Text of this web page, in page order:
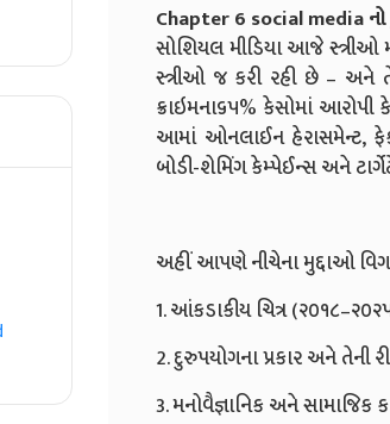
Chapter 6 social media
સોશિયલ મીડિયા આજે
સ્ત્રીઓ જ કરી રહી છે – અને
ક્રાઇમના૬૫% કેસોમાં
આમાં ઓનલાઈન હેરાસમેન્ટ, ફેક
બોડી-શેમિંગ કેમ્પેઈન્સ અને
અહીં આપણે નીચેના મુદ્દાઓ
1. આંકડાકીય ચિત્ર
2. દુરુપયોગના પ્રકાર અને તેની
3. મનોવૈજ્ઞાનિક અને સામાજિક